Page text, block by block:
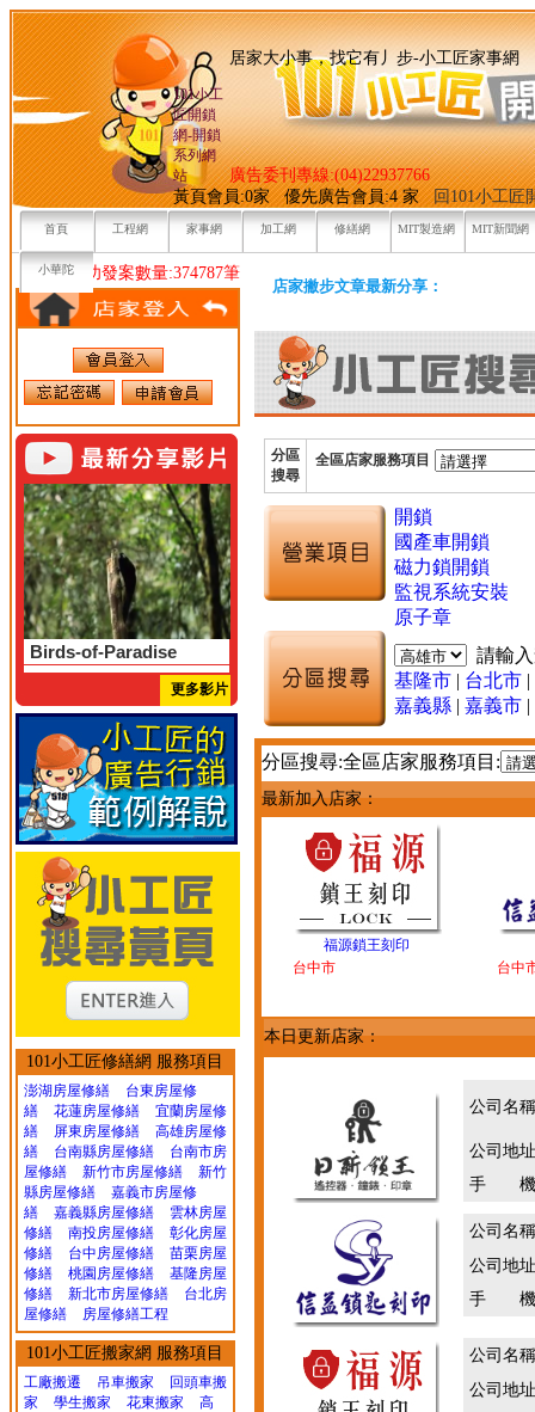
101小工
匠開鎖
網-開鎖
系列網
站
居家大小事，找它有丿步-小
廣告委刊專線:(04)22937766
黃頁會員:0家 優先廣告會員:4 家回101小工匠
首頁 工程網 家事網 加工網 修繕網 MIT製造網 MIT新聞網
小華陀
目前已成功發案數量:374787筆
Birds-of-Paradise
更多影片
101小工匠修繕網 服務項目
澎湖房屋修繕
台東房屋修
繕
花蓮房屋修繕
宜蘭房屋修
繕
屏東房屋修繕
高雄房屋修
繕
台南縣房屋修繕
台南市房
屋修繕
新竹市房屋修繕
新竹
縣房屋修繕
嘉義市房屋修
繕
嘉義縣房屋修繕
雲林房屋
修繕
南投房屋修繕
彰化房屋
修繕
台中房屋修繕
苗栗房屋
修繕
桃園房屋修繕
基隆房屋
修繕
新北市房屋修繕
台北房
屋修繕
房屋修繕工程
101小工匠搬家網 服務項目
工廠搬遷 吊車搬家
回頭車搬
家
學生搬家 花東搬家
高
店家撇步文章最新分享：
分區
搜尋
全區店家服務項目
開鎖
國產車開鎖
磁力鎖開鎖
監視系統安裝
原子章
請輸
基隆市 | 台北市 |
嘉義縣 | 嘉義市 |
分區搜尋:全區店家服務項目:
最新加入店家：
福源鎖王刻印
台中市
台中
本日更新店家：
公司名
公司地
手 機
公司名
公司地
手 機
公司名
公司地